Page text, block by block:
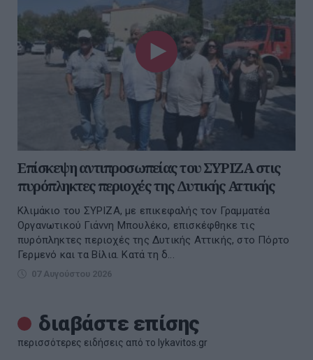
Επίσκεψη αντιπροσωπείας του ΣΥΡΙΖΑ στις
πυρόπληκτες περιοχές της Δυτικής Αττικής
Κλιμάκιο του ΣΥΡΙΖΑ, με επικεφαλής τον Γραμματέα
Οργανωτικού Γιάννη Μπουλέκο, επισκέφθηκε τις
πυρόπληκτες περιοχές της Δυτικής Αττικής, στο Πόρτο
Γερμενό και τα Βίλια. Κατά τη δ...
07 Αυγούστου 2026
διαβάστε επίσης
περισσότερες ειδήσεις από το lykavitos.gr